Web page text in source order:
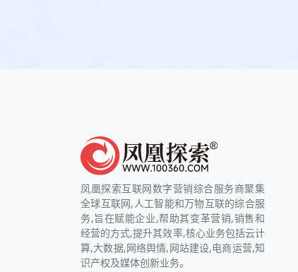
凤凰探索互联网数字营销综合服务商聚集
全球互联网,人工智能和万物互联的综合服
务,旨在赋能企业,帮助其变革营销,销售和
经营的方式,提升其效率,核心业务包括云计
算,大数据,网络舆情,网站建设,电商运营,知
识产权及媒体创新业务。